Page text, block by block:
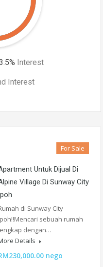
% Interest
Interest
For Sale
Untuk Dijual Di
Village Di Sunway City
di Sunway City
sebuah rumah
dengan…
Details
nego